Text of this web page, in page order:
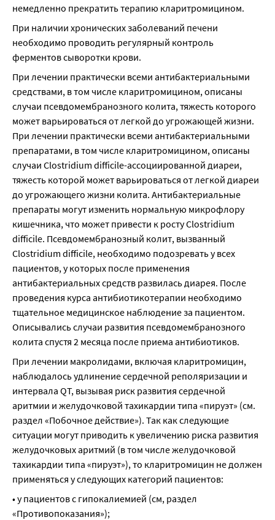
немедленно прекратить терапию кларитромицином.
При наличии хронических заболеваний печени
необходимо проводить регулярный контроль
ферментов сыворотки крови.
При лечении практически всеми антибактериальными
средствами, в том числе кларитромицином, описаны
случаи псевдомембранозного колита, тяжесть которого
может варьироваться от легкой до угрожающей жизни.
При лечении практически всеми антибактериальными
препаратами, в том числе кларитромицином, описаны
случаи Clostridium difficile-ассоциированной диареи,
тяжесть которой может варьироваться от легкой диареи
до угрожающего жизни колита. Антибактериальные
препараты могут изменить нормальную микрофлору
кишечника, что может привести к росту Clostridium
difficile. Псевдомембранозный колит, вызванный
Clostridium difficile, необходимо подозревать у всех
пациентов, у которых после применения
антибактериальных средств развилась диарея. После
проведения курса антибиотикотерапии необходимо
тщательное медицинское наблюдение за пациентом.
Описывались случаи развития псевдомембранозного
колита спустя 2 месяца после приема антибиотиков.
При лечении макролидами, включая кларитромицин,
наблюдалось удлинение сердечной реполяризации и
интервала QT, вызывая риск развития сердечной
аритмии и желудочковой тахикардии типа «пируэт» (см.
раздел «Побочное действие»). Так как следующие
ситуации могут приводить к увеличению риска развития
желудочковых аритмий (в том числе желудочковой
тахикардии типа «пируэт»), то кларитромицин не должен
применяться у следующих категорий пациентов:
• у пациентов с гипокалиемией (см, раздел
«Противопоказания»);